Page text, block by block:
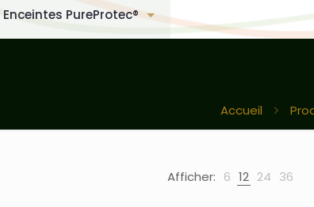
Enceintes PureProtec®
Accueil
Afficher: 6 12 24 36